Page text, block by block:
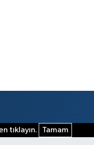
tıklayın. Tamam